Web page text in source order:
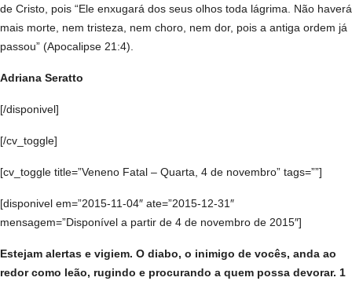
de Cristo, pois “Ele enxugará dos seus olhos toda lágrima. Não haverá
mais morte, nem tristeza, nem choro, nem dor, pois a antiga ordem já
passou” (Apocalipse 21:4).
Adriana Seratto
[/disponivel]
[/cv_toggle]
[cv_toggle title=”Veneno Fatal – Quarta, 4 de novembro” tags=””]
[disponivel em=”2015-11-04″ ate=”2015-12-31″
mensagem=”Disponível a partir de 4 de novembro de 2015″]
Estejam alertas e vigiem. O diabo, o inimigo de vocês, anda ao
redor como leão, rugindo e procurando a quem possa devorar. 1